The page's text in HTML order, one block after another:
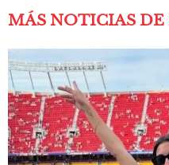
MÁS NOTICIAS DE